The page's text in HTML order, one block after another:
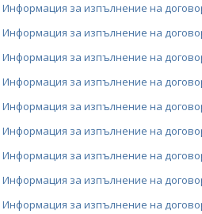
Информация за изпълнение на
Информация за изпълнение на
Информация за изпълнение на
Информация за изпълнение на
Информация за изпълнение на
Информация за изпълнение на
Информация за изпълнение на
Информация за изпълнение на
Информация за изпълнение на